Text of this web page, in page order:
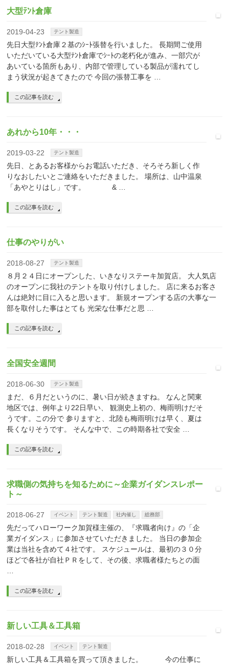
大型ﾃﾝﾄ倉庫
2019-04-23 テント製造
先日大型ﾃﾝﾄ倉庫２基のｼｰﾄ張替を行いました。 長期間ご使用
いただいている大型ﾃﾝﾄ倉庫でｼｰﾄの老朽化が進み、一部穴が
あいている箇所もあり、内部で管理している製品が濡れてし
まう状況が起きてきたので 今回の張替工事を …
この記事を読む
あれから10年・・・
2019-03-22 テント製造
先日、とあるお客様からお電話いただき、そろそろ新しく作
りなおしたいとご連絡をいただきました。 場所は、山中温泉
「あやとりはし」です。 & …
この記事を読む
仕事のやりがい
2018-08-27 テント製造
８月２４日にオープンした、いきなりステーキ加賀店。 大人気店
のオープンに我社のテントを取り付けしました。 店に来るお客さ
んは絶対に目に入ると思います。 新規オープンする店の大事な一
部を取付した事はとても 光栄な仕事だと思 …
この記事を読む
全国安全週間
2018-06-30 テント製造
まだ、６月だというのに、暑い日が続きますね。 なんと関東
地区では、例年より22日早い、 観測史上初の、梅雨明けだそ
うです。この分で 参りますと、北陸も梅雨明けは早く、夏は
長くなりそうです。 そんな中で、この時期各社で安全 …
この記事を読む
求職側の気持ちを知るために～企業ガイダンスレポー
ト～
2018-06-27 イベント テント製造 社内催し 総務部
先だってハローワーク加賀様主催の、『求職者向け』の「企
業ガイダンス」に参加させていただきました。 当日の参加企
業は当社を含めて４社です。 スケジュールは、最初の３０分
ほどで各社が自社ＰＲをして、その後、求職者様たちとの面
この記事を読む
新しい工具＆工具箱
2018-02-28 イベント テント製造
新しい工具＆工具箱を買って頂きました。 今の仕事に